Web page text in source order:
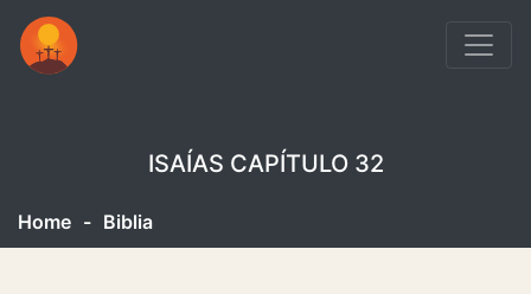
ISAÍAS CAPÍTULO 32
Home - Biblia